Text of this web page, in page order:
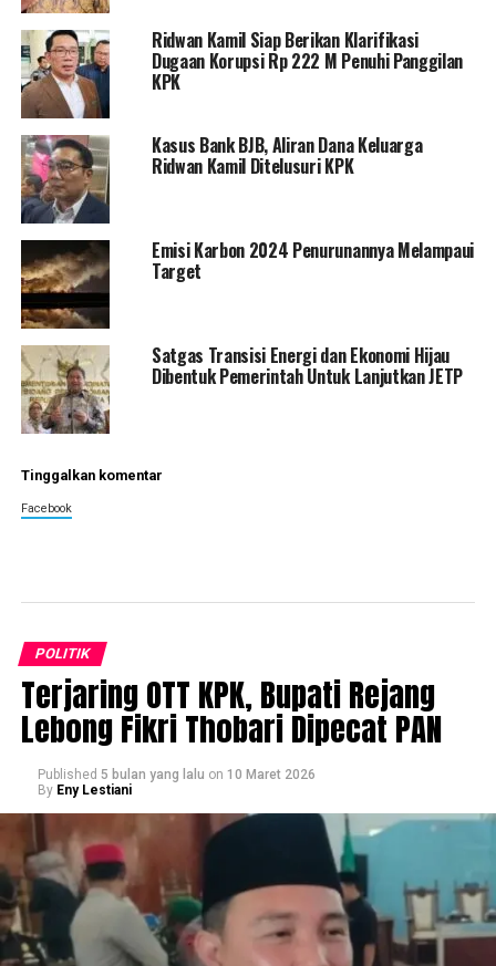
Ridwan Kamil Siap Berikan Klarifikasi
Dugaan Korupsi Rp 222 M Penuhi Panggilan
KPK
Kasus Bank BJB, Aliran Dana Keluarga
Ridwan Kamil Ditelusuri KPK
Emisi Karbon 2024 Penurunannya Melampaui
Target
Satgas Transisi Energi dan Ekonomi Hijau
Dibentuk Pemerintah Untuk Lanjutkan JETP
Tinggalkan komentar
Facebook
POLITIK
Terjaring OTT KPK, Bupati Rejang
Lebong Fikri Thobari Dipecat PAN
Published 5 bulan yang lalu on 10 Maret 2026
By Eny Lestiani